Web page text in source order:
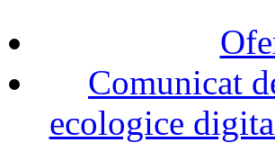
Comunicat
ecologice